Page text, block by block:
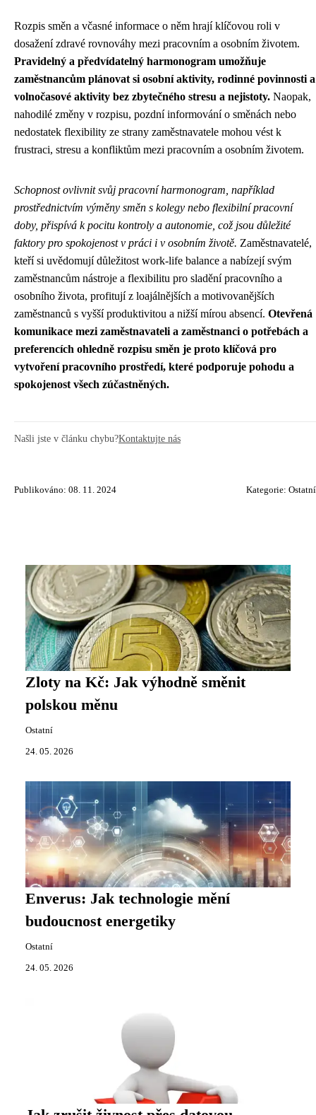
Rozpis směn a včasné informace o něm hrají klíčovou roli v
dosažení zdravé rovnováhy mezi pracovním a osobním životem.
Pravidelný a předvídatelný harmonogram umožňuje
zaměstnancům plánovat si osobní aktivity, rodinné povinnosti a
volnočasové aktivity bez zbytečného stresu a nejistoty. Naopak,
nahodilé změny v rozpisu, pozdní informování o směnách nebo
nedostatek flexibility ze strany zaměstnavatele mohou vést k
frustraci, stresu a konfliktům mezi pracovním a osobním životem.
Schopnost ovlivnit svůj pracovní harmonogram, například
prostřednictvím výměny směn s kolegy nebo flexibilní pracovní
doby, přispívá k pocitu kontroly a autonomie, což jsou důležité
faktory pro spokojenost v práci i v osobním životě. Zaměstnavatelé,
kteří si uvědomují důležitost work-life balance a nabízejí svým
zaměstnancům nástroje a flexibilitu pro sladění pracovního a
osobního života, profitují z loajálnějších a motivovanějších
zaměstnanců s vyšší produktivitou a nižší mírou absencí. Otevřená
komunikace mezi zaměstnavateli a zaměstnanci o potřebách a
preferencích ohledně rozpisu směn je proto klíčová pro
vytvoření pracovního prostředí, které podporuje pohodu a
spokojenost všech zúčastněných.
Našli jste v článku chybu?Kontaktujte nás
Publikováno: 08. 11. 2024 Kategorie: Ostatní
Zloty na Kč: Jak výhodně směnit
polskou měnu
Ostatní
24. 05. 2026
Enverus: Jak technologie mění
budoucnost energetiky
Ostatní
24. 05. 2026